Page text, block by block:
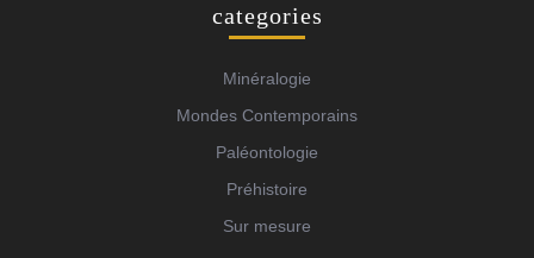
categories
Minéralogie
Mondes Contemporains
Paléontologie
Préhistoire
Sur mesure